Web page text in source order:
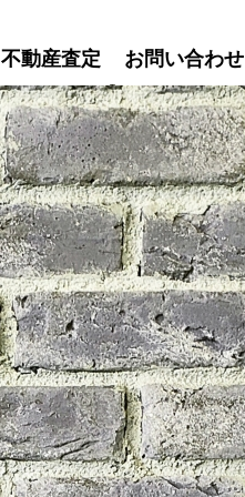
不動産査定 お問い合わせ